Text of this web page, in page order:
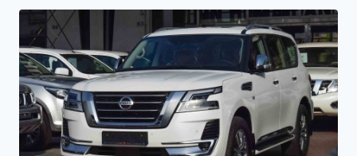
récent
au
plus
ancien